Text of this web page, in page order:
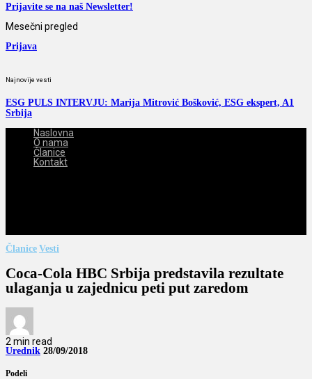
Prijavite se na naš Newsletter!
Mesečni pregled
Prijava
Najnovije vesti
ESG PULS INTERVJU: Marija Mitrović Bošković, ESG ekspert, A1
Srbija
Naslovna
O nama
Članice
Kontakt
Članice Vesti
Coca-Cola HBC Srbija predstavila rezultate
ulaganja u zajednicu peti put zaredom
2 min read
Urednik 28/09/2018
Podeli